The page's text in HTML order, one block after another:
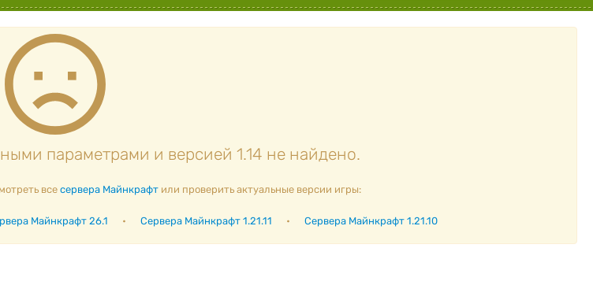
параметрами и версией 1.14 не найдено.
все сервера Майнкрафтили проверить актуальные версии игры:
Майнкрафт 26.1 • Сервера Майнкрафт 1.21.11 • Сервера Майнкрафт 1.21.10